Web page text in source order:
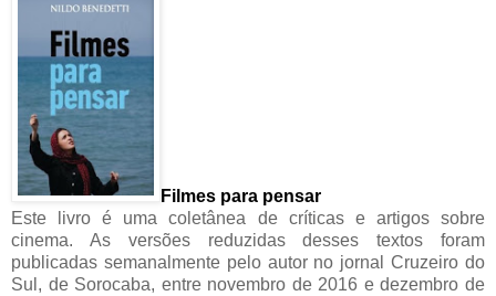
Filmes para pensar
Este livro é uma coletânea de críticas e artigos sobre
cinema. As versões reduzidas desses textos foram
publicadas semanalmente pelo autor no jornal Cruzeiro do
Sul, de Sorocaba, entre novembro de 2016 e dezembro de